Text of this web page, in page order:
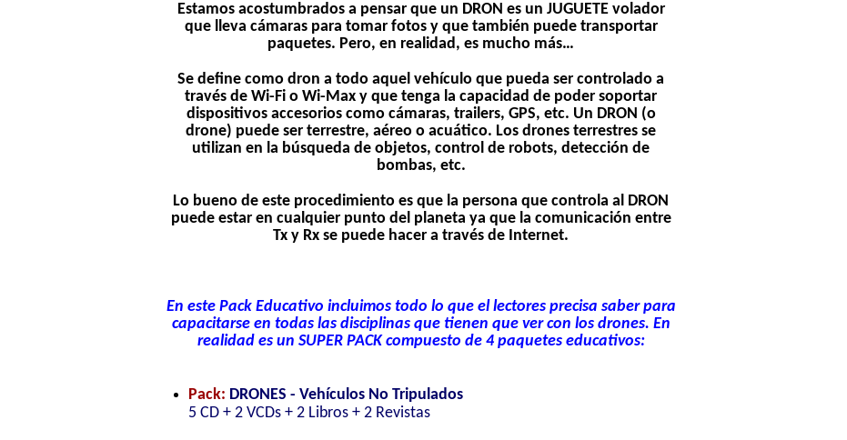
Estamos acostumbrados a pensar que un DRON es un JUGUETE volador
que lleva cámaras para tomar fotos y que también puede transportar
paquetes. Pero, en realidad, es mucho más…
Se define como dron a todo aquel vehículo que pueda ser controlado a
través de Wi-Fi o Wi-Max y que tenga la capacidad de poder soportar
dispositivos accesorios como cámaras, trailers, GPS, etc. Un DRON (o
drone) puede ser terrestre, aéreo o acuático. Los drones terrestres se
utilizan en la búsqueda de objetos, control de robots, detección de
bombas, etc.
Lo bueno de este procedimiento es que la persona que controla al DRON
puede estar en cualquier punto del planeta ya que la comunicación entre
Tx y Rx se puede hacer a través de Internet.
En este Pack Educativo incluimos todo lo que el lectores precisa saber para
capacitarse en todas las disciplinas que tienen que ver con los drones. En
realidad es un SUPER PACK compuesto de 4 paquetes educativos:
Pack: DRONES - Vehículos No Tripulados
5 CD + 2 VCDs + 2 Libros + 2 Revistas